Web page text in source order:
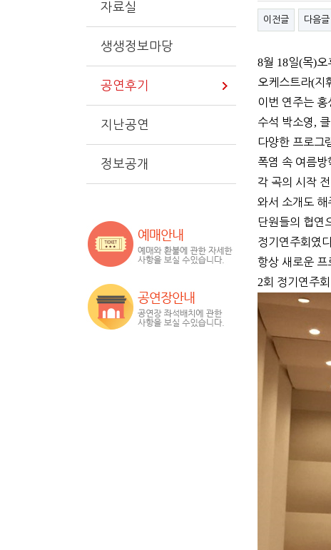
자료실
생생정보마당
공연후기
지난공연
정보공개
이전글 다음글
8월 18일(목)오
오케스트라(지
이번 연주는
수석 박소영,
다양한 프로그
폭염 속 여름
각 곡의 시작
와서 소개도 해
단원들의 협연
정기연주회였
항상 새로운 프
2회 정기연주회